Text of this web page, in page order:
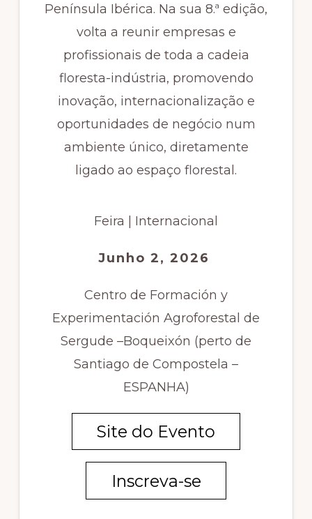
Península Ibérica. Na sua 8.ª edição,
volta a reunir empresas e
profissionais de toda a cadeia
floresta-indústria, promovendo
inovação, internacionalização e
oportunidades de negócio num
ambiente único, diretamente
ligado ao espaço florestal.
Feira | Internacional
Junho 2, 2026
Centro de Formación y
Experimentación Agroforestal de
Sergude –Boqueixón (perto de
Santiago de Compostela –
ESPANHA)
Site do Evento
Inscreva-se